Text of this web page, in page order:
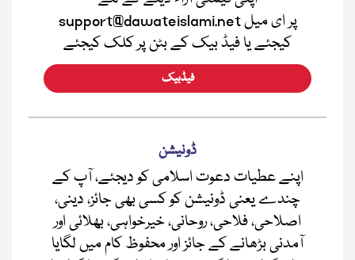
support@dawateislami.net پر ای میل
کیجئے یا فیڈ بیک کے بٹن پر کلک کیجئے
فیڈبیک
ڈونیشن
اپنے عطیات دعوت اسلامی کو دیجئے، آپ کے
چندے یعنی ڈونیشن کو کسی بھی جائز، دینی،
اصلاحی، فلاحی، روحانی، خیرخواہی، بھلائی اور
آمدنی بڑھانے کے جائز اور محفوظ کام میں لگایا